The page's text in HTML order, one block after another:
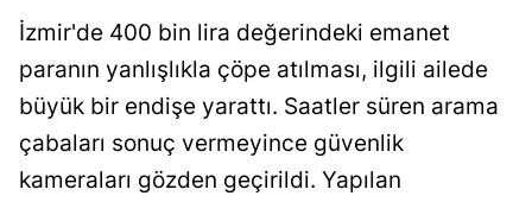
İzmir'de 400 bin lira değerindeki emanet
paranın yanlışlıkla çöpe atılması, ilgili ailede
büyük bir endişe yarattı. Saatler süren arama
çabaları sonuç vermeyince güvenlik
kameraları gözden geçirildi. Yapılan